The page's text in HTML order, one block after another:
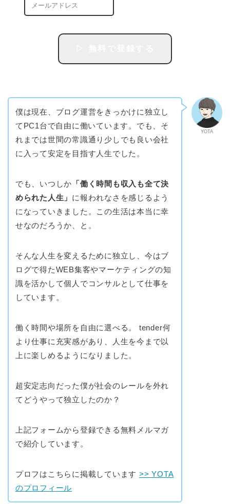
YOTA
僕は現在、ブログ運営をきっかけに独立し
てPC1台で自由に働いています。でも、そ
れまでは世間の常識通り少しでも良い会社
に入って安定を目指す人生でした。
でも、いつしか 「働く時間も収入も全て決
められた人生」 に報われなさを感じるよう
になっていきました。この生活は本当に幸
せなのだろうか、と。
そんな人生を変えるために独立し、今はブ
ログで得たWEB集客やマーケティングの知
識を活かして個人でコンサルとして仕事を
しています。
働く時間や場所を自由に選べる。 tender何
より仕事に充実感があり、人生を今まで以
上に楽しめるようになりました。
超安定志向だった僕が社会のレールを外れ
てどうやって独立したのか？
上記フォームから登録できる無料メルマガ
で紹介しています。
プロフはこちらに掲載しています >> YOTA
のプロフィール